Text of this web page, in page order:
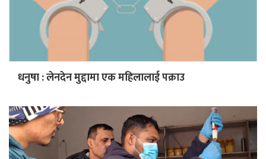
धनुषा : लेनदेन मुद्दामा एक महिलालाई पक्राउ